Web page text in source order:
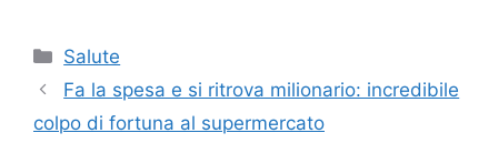
Categorie
Salute
Fa la spesa e si ritrova milionario: incredibile
colpo di fortuna al supermercato